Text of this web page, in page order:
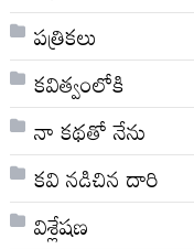
పత్రికలు
కవిత్వంలోకి
నా క‌థ‌తో నేను
కవి నడిచిన దారి
విశ్లేషణ